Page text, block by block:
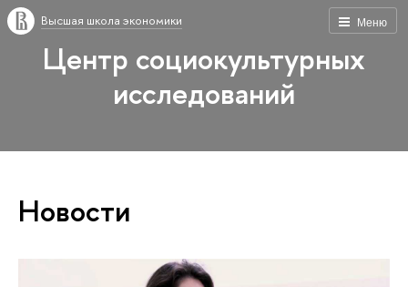
Меню
Высшая школа экономики
Центр социокультурных
исследований
Новости